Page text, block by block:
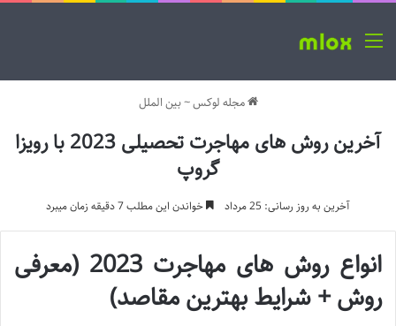
منو
مجله لوکس~بین الملل
آخرین روش های مهاجرت تحصیلی 2023 با رویزا
گروپ
آخرین به روز رسانی: 25 مرداد خواندن این مطلب 7 دقیقه زمان میبرد
انواع روش های مهاجرت 2023 (معرفی
روش + شرایط بهترین مقاصد)